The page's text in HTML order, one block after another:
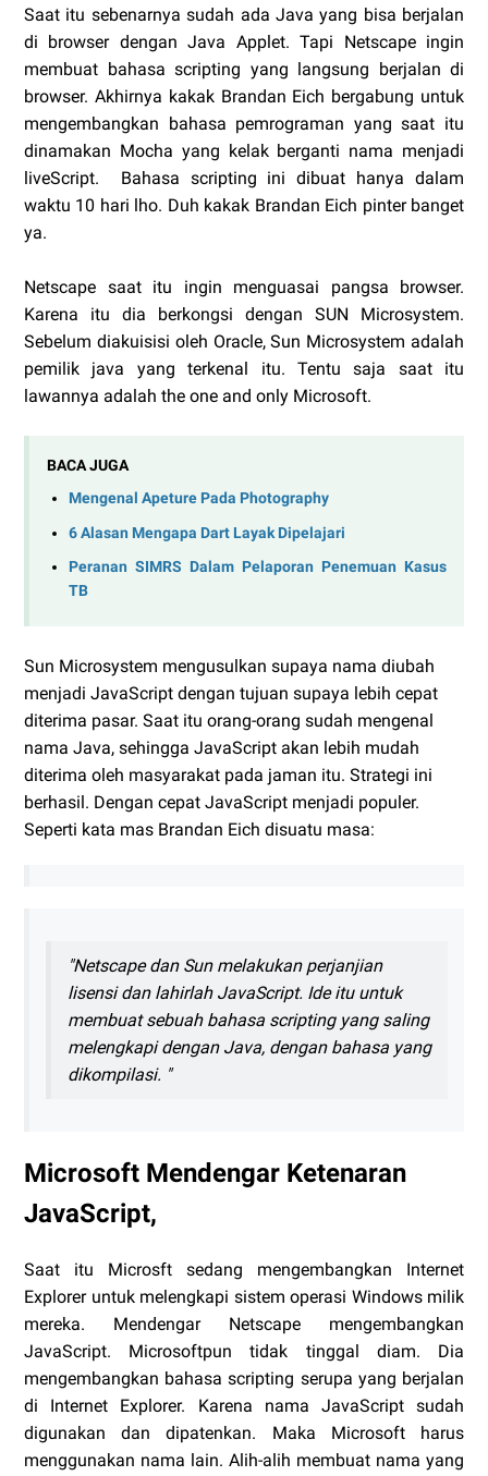
Saat itu sebenarnya sudah ada Java yang bisa berjalan
di browser dengan Java Applet. Tapi Netscape ingin
membuat bahasa scripting yang langsung berjalan di
browser. Akhirnya kakak Brandan Eich bergabung untuk
mengembangkan bahasa pemrograman yang saat itu
dinamakan Mocha yang kelak berganti nama menjadi
liveScript. Bahasa scripting ini dibuat hanya dalam
waktu 10 hari lho. Duh kakak Brandan Eich pinter banget
ya.
Netscape saat itu ingin menguasai pangsa browser.
Karena itu dia berkongsi dengan SUN Microsystem.
Sebelum diakuisisi oleh Oracle, Sun Microsystem adalah
pemilik java yang terkenal itu. Tentu saja saat itu
lawannya adalah the one and only Microsoft.
BACA JUGA
Mengenal Apeture Pada Photography
6 Alasan Mengapa Dart Layak Dipelajari
Peranan SIMRS Dalam Pelaporan Penemuan Kasus
TB
Sun Microsystem mengusulkan supaya nama diubah
menjadi JavaScript dengan tujuan supaya lebih cepat
diterima pasar. Saat itu orang-orang sudah mengenal
nama Java, sehingga JavaScript akan lebih mudah
diterima oleh masyarakat pada jaman itu. Strategi ini
berhasil. Dengan cepat JavaScript menjadi populer.
Seperti kata mas Brandan Eich disuatu masa:
"Netscape dan Sun melakukan perjanjian
lisensi dan lahirlah JavaScript. Ide itu untuk
membuat sebuah bahasa scripting yang saling
melengkapi dengan Java, dengan bahasa yang
dikompilasi. "
Microsoft Mendengar Ketenaran
JavaScript,
Saat itu Microsft sedang mengembangkan Internet
Explorer untuk melengkapi sistem operasi Windows milik
mereka. Mendengar Netscape mengembangkan
JavaScript. Microsoftpun tidak tinggal diam. Dia
mengembangkan bahasa scripting serupa yang berjalan
di Internet Explorer. Karena nama JavaScript sudah
digunakan dan dipatenkan. Maka Microsoft harus
menggunakan nama lain. Alih-alih membuat nama yang